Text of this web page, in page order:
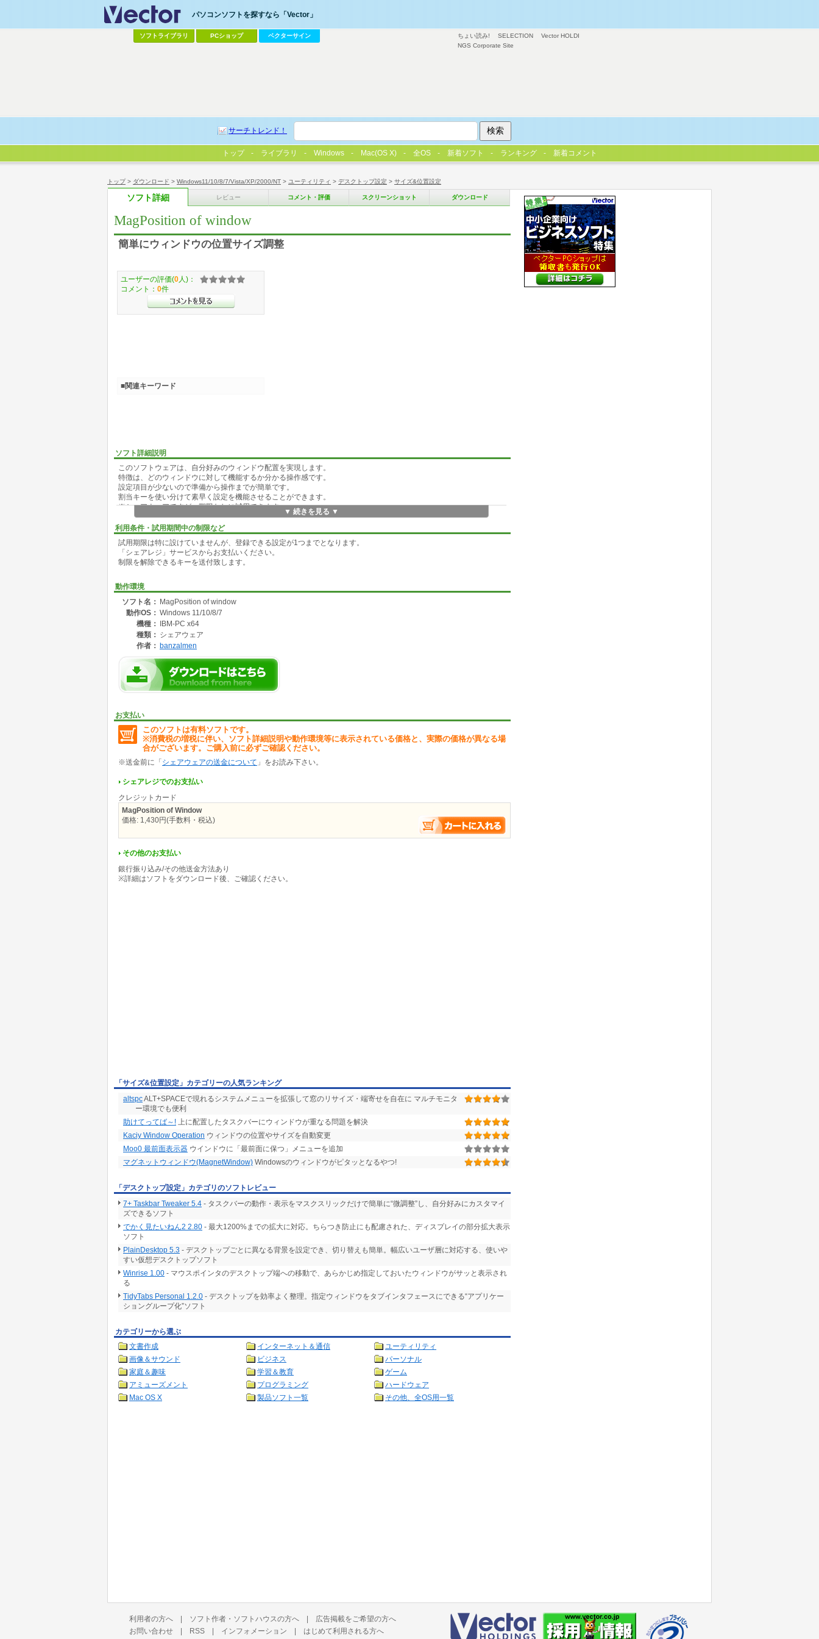
トップ> ダウンロード > Windows11/10/8/7/Vista/XP/2000/NT > ユーティリティ > デスクトップ設定 > サイズ&位置設定
ソフト詳細 レビュー コメント・評価 スクリーンショット ダウンロード
MagPosition of window
簡単にウィンドウの位置サイズ調整
ソフト詳細説明
このソフトウェアは、自分好みのウィンドウ配置を実現します。
特徴は、どのウィンドウに対して機能するか分かる操作感です。
設定項目が少ないので準備から操作までが簡単です。
割当キーを使い分けて素早く設定を機能させることができます。
※シェアウェアですが、期限なしに試用できます。
【機能】
(1)ウィンドウの位置を任意の場所へ移動
(2)ウィンドウのサイズを任意の大きさに変更
(3)スタートアップ登録により自動起動（任意）
(4)待機／停止のモード切替えが可能
(6)設定グループを作成して別の環境合わせ切替え可能
▼ 続きを見る ▼
利用条件・試用期間中の制限など
試用期限は特に設けていませんが、登録できる設定が1つまでとなります。
「シェアレジ」サービスからお支払いください。
制限を解除できるキーを送付致します。
動作環境
ソフト名： MagPosition of window
動作OS： Windows 11/10/8/7
機種：
IBM-PC x64
種類： シェアウェア
作者： banzalmen
お支払い
このソフトは有料ソフトです。
※消費税の増税に伴い、ソフト詳細説明や動作環境等に表示されている価格と、実際の価格が異なる場
合がございます。ご購入前に必ずご確認ください。
※送金前に「 シェアウェアの送金について 」をお読み下さい。
シェアレジでのお支払い
クレジットカード
MagPosition of Window
価格: 1,430円(手数料・税込)
その他のお支払い
銀行振り込み/その他送金方法あり
※詳細はソフトをダウンロード後、ご確認ください。
ユーザーの評価(0 人)：
コメント： 0件
■関連キーワード
「サイズ&位置設定」カテゴリーの人気ランキング
altspcALT+SPACEで現れるシステムメニューを拡張して窓のリサイズ・端寄せを自在に マルチモニタ
ー環境でも便利
助けてってば～! 上に配置したタスクバーにウィンドウが重なる問題を解決
Kaciy Window Operation ウィンドウの位置やサイズを自動変更
Moo0 最前面表示器 ウインドウに「最前面に保つ」メニューを追加
マグネットウィンドウ(MagnetWindow) Windowsのウィンドウがピタッとなるやつ!
「デスクトップ設定」カテゴリのソフトレビュー
7+ Taskbar Tweaker 5.4 - タスクバーの動作・表示をマスクスリックだけで簡単に“微調整”し、自分好みにカスタマイ
ズできるソフト
でかく見たいねん2 2.80 - 最大1200%までの拡大に対応。ちらつき防止にも配慮された、ディスプレイの部分拡大表示
ソフト
PlainDesktop 5.3 - デスクトップごとに異なる背景を設定でき、切り替えも簡単。幅広いユーザ層に対応する、使いや
すい仮想デスクトップソフト
Winrise 1.00 - マウスポインタのデスクトップ端への移動で、あらかじめ指定しておいたウィンドウがサッと表示され
る
TidyTabs Personal 1.2.0 - デスクトップを効率よく整理。指定ウィンドウをタブインタフェースにできる“アプリケー
ショングループ化”ソフト
カテゴリーから選ぶ
文書作成
インターネット＆通信
ユーティリティ
画像＆サウンド
ビジネス
パーソナル
家庭＆趣味
学習＆教育
ゲーム
アミューズメント
プログラミング
ハードウェア
Mac OS X
製品ソフト一覧 その他、全OS用一覧
ちょい読み! SELECTION
Vector HOLDI
NGS Corporate Site
パソコンソフトを探すなら「Vector」
ソフトライブラリ PCショップ ベクターサイン
サーチトレンド！
トップ ライブラリ Windows Mac(OS X) 全OS 新着ソフト ランキング 新着コメント
利用者の方へ | ソフト作者・ソフトハウスの方へ | 広告掲載をご希望の方へ
お問い合わせ | RSS | インフォメーション | はじめて利用される方へ